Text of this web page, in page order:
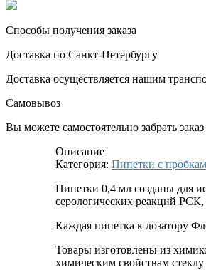
Способы получения заказа
Доставка по Санкт-Петербургу
Доставка осуществляется нашим
Самовывоз
Вы можете самостоятельно забрать заказ
Описание
Категория: Пипетки с
Пипетки 0,4 мл созданы для
серологических реакций
Каждая пипетка к дозатору
Товары изготовлены из
химическим свойствам